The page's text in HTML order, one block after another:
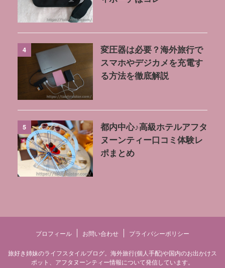
4
変圧器は必要？海外旅行で
スマホやデジカメを充電す
る方法を徹底解説
5
都内中心♪高級ホテルアフタ
ヌーンティー口コミ体験レ
ポまとめ
プロフィール お問い合わせ プライバシーポリシー
旅好き姉妹のライフスタイルブログ。海外旅行(個人手配)や国内のお出かけス
ポット、アフタヌーンティー情報について発信しています。